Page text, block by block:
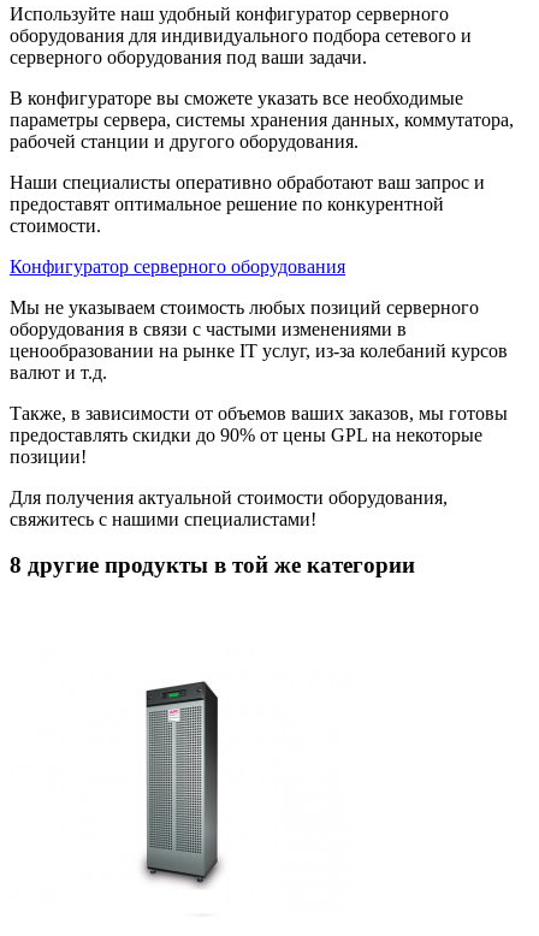
Используйте наш удобный конфигуратор серверного
оборудования для индивидуального подбора сетевого и
серверного оборудования под ваши задачи.
В конфигураторе вы сможете указать все необходимые
параметры сервера, системы хранения данных, коммутатора,
рабочей станции и другого оборудования.
Наши специалисты оперативно обработают ваш запрос и
предоставят оптимальное решение по конкурентной
стоимости.
Конфигуратор серверного оборудования
Мы не указываем стоимость любых позиций серверного
оборудования в связи с частыми изменениями в
ценообразовании на рынке IT услуг, из-за колебаний курсов
валют и т.д.
Также, в зависимости от объемов ваших заказов, мы готовы
предоставлять скидки до 90% от цены GPL на некоторые
позиции!
Для получения актуальной стоимости оборудования,
свяжитесь с нашими специалистами!
8 другие продукты в той же категории